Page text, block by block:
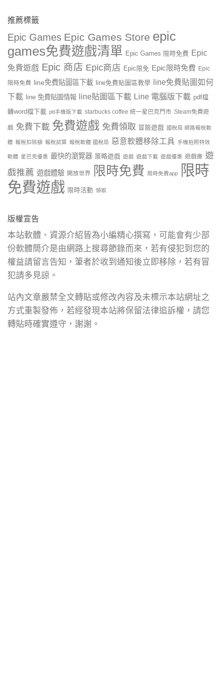
推薦標籤
Epic Games Epic Games Store epic
games免費遊戲清單 Epic Games 限時免費 Epic
免費遊戲 Epic 商店 Epic商店 Epic限免 Epic限時免費 Epic
限時免費 line免費貼圖區下載 line免費貼圖區教學
line免費貼圖如何
下載
line 免費貼圖情報 line貼圖區下載 Line 電腦版下載 pdf檔
轉word檔下載 ptt手機版下載 starbucks coffee 統一星巴克門市 Steam免費遊
戲 免費下載 免費遊戲 免費領取 冒險遊戲 國稅局 網路報稅軟
體 報稅扣除額 報稅試算 報稅軟體 國稅局 惡意軟體移除工具 手機拍照特效
軟體 星巴克優惠 最快的瀏覽器 策略遊戲 遊戲 遊戲下載 遊戲優惠 遊戲庫 遊
戲推薦 遊戲體驗 開放世界 限時免費 限時免費app
限時
免費遊戲 限時活動 領取
版權宣告
本站軟體、資源介紹皆為小編精心撰寫，可能會有少部
份軟體簡介是由網路上搜尋節錄而來，若有侵犯到您的
權益請留言告知，筆者於收到通知後立即移除，若有冒
犯請多見諒。
站內文章嚴禁全文轉貼或修改內容及未標示本站網址之
方式重製發佈，若經發現本站將保留法律追訴權，請您
轉貼時確實遵守，謝謝。